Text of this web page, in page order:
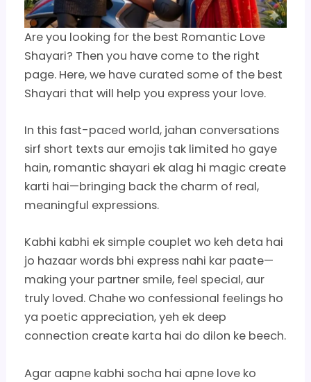
Are you looking for the best Romantic Love
Shayari? Then you have come to the right
page. Here, we have curated some of the best
Shayari that will help you express your love.
In this fast-paced world, jahan conversations
sirf short texts aur emojis tak limited ho gaye
hain, romantic shayari ek alag hi magic create
karti hai—bringing back the charm of real,
meaningful expressions.
Kabhi kabhi ek simple couplet wo keh deta hai
jo hazaar words bhi express nahi kar paate—
making your partner smile, feel special, aur
truly loved. Chahe wo confessional feelings ho
ya poetic appreciation, yeh ek deep
connection create karta hai do dilon ke beech.
Agar aapne kabhi socha hai apne love ko